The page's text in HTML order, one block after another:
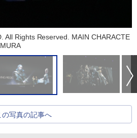
All Rights Reserved. MAIN CHARACTE
の写真の記事へ